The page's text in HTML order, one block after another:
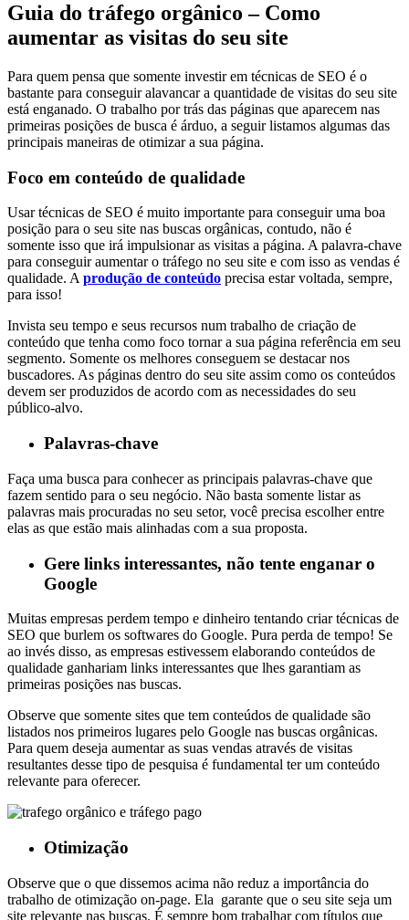
Guia do tráfego orgânico – Como
aumentar as visitas do seu site
Para quem pensa que somente investir em técnicas de SEO é o
bastante para conseguir alavancar a quantidade de visitas do seu site
está enganado. O trabalho por trás das páginas que aparecem nas
primeiras posições de busca é árduo, a seguir listamos algumas das
principais maneiras de otimizar a sua página.
Foco em conteúdo de qualidade
Usar técnicas de SEO é muito importante para conseguir uma boa
posição para o seu site nas buscas orgânicas, contudo, não é
somente isso que irá impulsionar as visitas a página. A palavra-chave
para conseguir aumentar o tráfego no seu site e com isso as vendas é
qualidade. Aprodução de conteúdo precisa estar voltada, sempre,
para isso!
Invista seu tempo e seus recursos num trabalho de criação de
conteúdo que tenha como foco tornar a sua página referência em seu
segmento. Somente os melhores conseguem se destacar nos
buscadores. As páginas dentro do seu site assim como os conteúdos
devem ser produzidos de acordo com as necessidades do seu
público-alvo.
Palavras-chave
Faça uma busca para conhecer as principais palavras-chave que
fazem sentido para o seu negócio. Não basta somente listar as
palavras mais procuradas no seu setor, você precisa escolher entre
elas as que estão mais alinhadas com a sua proposta.
Gere links interessantes, não tente enganar o
Google
Muitas empresas perdem tempo e dinheiro tentando criar técnicas de
SEO que burlem os softwares do Google. Pura perda de tempo! Se
ao invés disso, as empresas estivessem elaborando conteúdos de
qualidade ganhariam links interessantes que lhes garantiam as
primeiras posições nas buscas.
Observe que somente sites que tem conteúdos de qualidade são
listados nos primeiros lugares pelo Google nas buscas orgânicas.
Para quem deseja aumentar as suas vendas através de visitas
resultantes desse tipo de pesquisa é fundamental ter um conteúdo
relevante para oferecer.
Otimização
Observe que o que dissemos acima não reduz a importância do
trabalho de otimização on-page. Ela garante que o seu site seja um
site relevante nas buscas. É sempre bom trabalhar com títulos que